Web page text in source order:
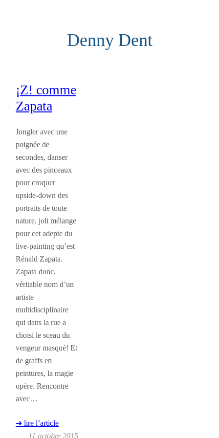
Denny Dent
¡Z! comme
Zapata
Jongler avec une
poignée de
secondes, danser
avec des pinceaux
pour croquer
upside-down des
portraits de toute
nature, joli mélange
pour cet adepte du
live-painting qu’est
Rénald Zapata.
Zapata donc,
véritable nom d’un
artiste
multidisciplinaire
qui dans la rue a
choisi le sceau du
vengeur masqué! Et
de graffs en
peintures, la magie
opère. Rencontre
avec…
➜ lire l’article
11 octobre 2015